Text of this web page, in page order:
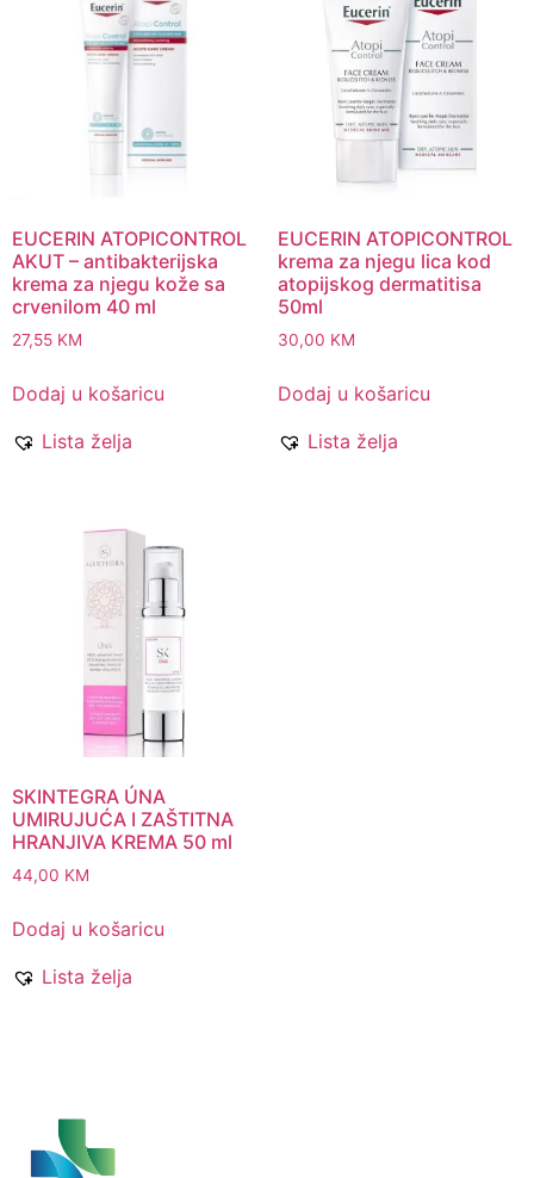
EUCERIN ATOPICONTROL
AKUT – antibakterijska
krema za njegu kože sa
crvenilom 40 ml
27,55 KM
Dodaj u košaricu
Lista želja
EUCERIN ATOPICONTROL
krema za njegu lica kod
atopijskog dermatitisa
50ml
30,00 KM
Dodaj u košaricu
Lista želja
SKINTEGRA ÚNA
UMIRUJUĆA I ZAŠTITNA
HRANJIVA KREMA 50 ml
44,00 KM
Dodaj u košaricu
Lista želja